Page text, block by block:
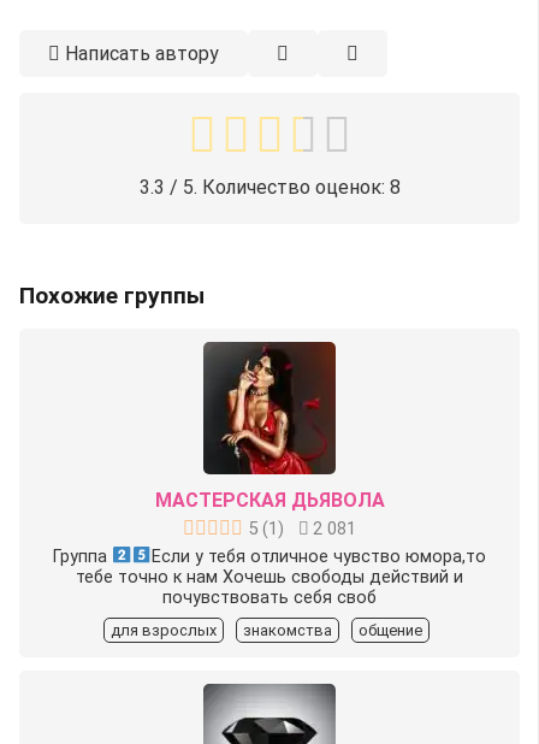
Написать автору
3.3 / 5. Количество оценок: 8
Похожие группы
МАСТЕРСКАЯ ДЬЯВОЛА
5 (1 )
2 081
Группа
Если у тебя отличное чувство юмора,то
тебе точно к нам Хочешь свободы действий и
почувствовать себя своб
для взрослых знакомства общение